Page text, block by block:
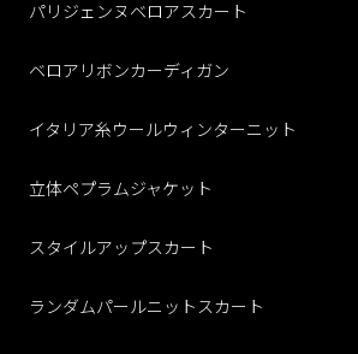
パリジェンヌベロアスカート
ベロアリボンカーディガン
イタリア糸ウールウィンターニット
立体ペプラムジャケット
スタイルアップスカート
ランダムパールニットスカート